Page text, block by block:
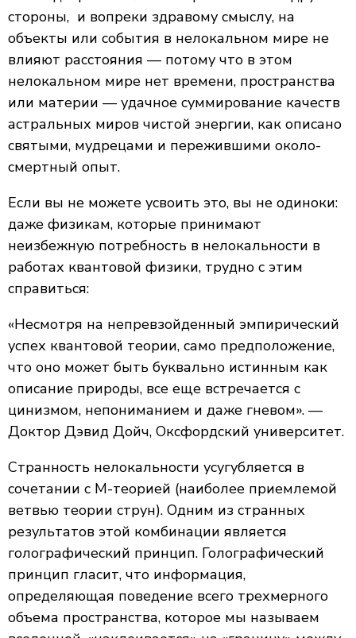
стороны, и вопреки здравому смыслу, на
объекты или события в нелокальном мире не
влияют расстояния — потому что в этом
нелокальном мире нет времени, пространства
или материи — удачное суммирование качеств
астральных миров чистой энергии, как описано
святыми, мудрецами и пережившими около-
смертный опыт.
Если вы не можете усвоить это, вы не одиноки:
даже физикам, которые принимают
неизбежную потребность в нелокальности в
работах квантовой физики, трудно с этим
справиться:
«Несмотря на непревзойденный эмпирический
успех квантовой теории, само предположение,
что оно может быть буквально истинным как
описание природы, все еще встречается с
цинизмом, непониманием и даже гневом». —
Доктор Дэвид Дойч, Оксфордский университет.
Странность нелокальности усугубляется в
сочетании с М-теорией (наиболее приемлемой
ветвью теории струн). Одним из странных
результатов этой комбинации является
голографический принцип. Голографический
принцип гласит, что информация,
определяющая поведение всего трехмерного
объема пространства, которое мы называем